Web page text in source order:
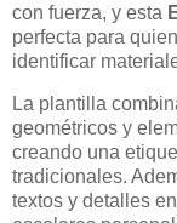
con fuerza, y esta
perfecta para
identificar
La plantilla
geométricos y
creando una
tradicionales.
textos y detalles